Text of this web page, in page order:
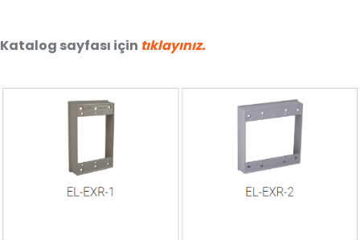
Katalog sayfası için tıklayınız.